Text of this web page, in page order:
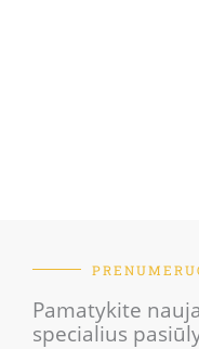
Pamatykite
specialius